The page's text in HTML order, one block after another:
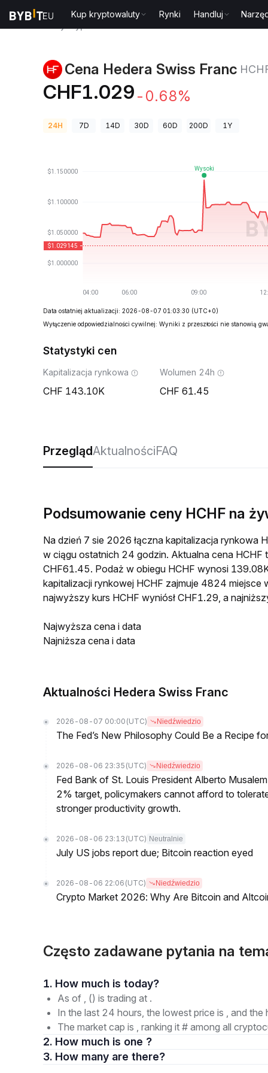
Kup kryptowaluty Rynki Handluj
Cena Hedera Swiss Franc
CHF1.029 -0.68%
24H 7D 14D 30D 60D 200D 1Y
Data ostatniej aktualizacji: 2026-08-07 01:03:30 (UTC+0)
Wyłączenie odpowiedzialności cywilnej: Wyniki z przeszłości nie stanowią
Statystyki cen
Kapitalizacja rynkowa
143.10K
Wolumen 24h
61.45
PrzeglądAktualnościFAQ
Podsumowanie ceny HCHF na
Na dzień 7 sie 2026 łączna kapitalizacja
w ciągu ostatnich 24 godzin. Aktualna cena
CHF61.45. Podaż w obiegu HCHF wynosi
kapitalizacji rynkowej HCHF zajmuje 4824
najwyższy kurs HCHF wyniósł CHF1.29, a
Najwyższa cena i data
Najniższa cena i data
Aktualności Hedera Swiss Franc
2026-08-07 00:00 (UTC) Niedźwiedzio
The Fed’s New Philosophy Could Be a Recipe
2026-08-06 23:35 (UTC) Niedźwiedzio
Fed Bank of St. Louis President Alberto
2% target, policymakers cannot afford to
stronger productivity growth.
2026-08-06 23:13 (UTC) Neutralnie
July US jobs report due; Bitcoin reaction eyed
2026-08-06 22:06 (UTC) Niedźwiedzio
Crypto Market 2026: Why Are Bitcoin and
Często zadawane pytania na
1. How much is today?
As of , () is trading at .
In the last 24 hours, the lowest price is , and
The market cap is , ranking it # among all
2. How much is one ?
3. How many are there?